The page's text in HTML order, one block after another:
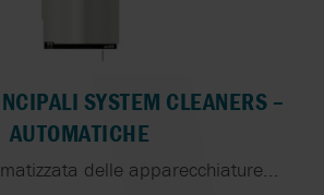
SYSTEM CLEANERS –
AUTOMATICHE
delle apparecchiature...